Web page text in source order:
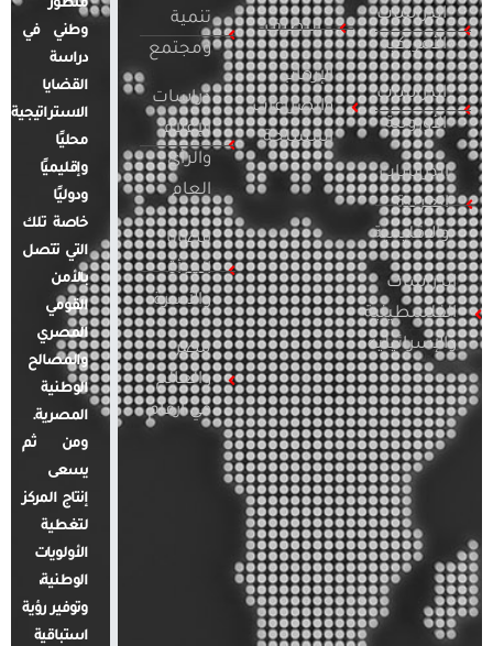
الدراسات
الأمريكية
الدراسات
الأوروبية
الدراسات
العربية
والإقليمية
الدراسات
الفلسطينية
والإسرائيلية
التطرف
الإرهاب
والصراعات
المسلحة
تنمية
ومجتمع
دراسات
الإعلام
والرأي
العام
قضايا
المرأة
والأسرة
مصر
والعالم
في أرقام
منظور
وطني في
دراسة
القضايا
الاستراتيجية
محليًا
وإقليميًا
ودوليًا
خاصة تلك
التي تتصل
بالأمن
القومي
المصري
والمصالح
الوطنية
المصرية.
ومن ثم
يسعى
إنتاج المركز
لتغطية
الأولويات
الوطنية،
وتوفير رؤية
استباقية